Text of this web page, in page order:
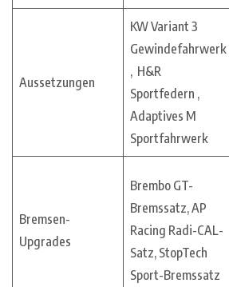
Aussetzungen
KW Variant 3
Gewindefahrwerk
, H&R
Sportfedern ,
Adaptives M
Sportfahrwerk
Bremsen-
Upgrades
Brembo GT-
Bremssatz, AP
Racing Radi-CAL-
Satz, StopTech
Sport-Bremssatz